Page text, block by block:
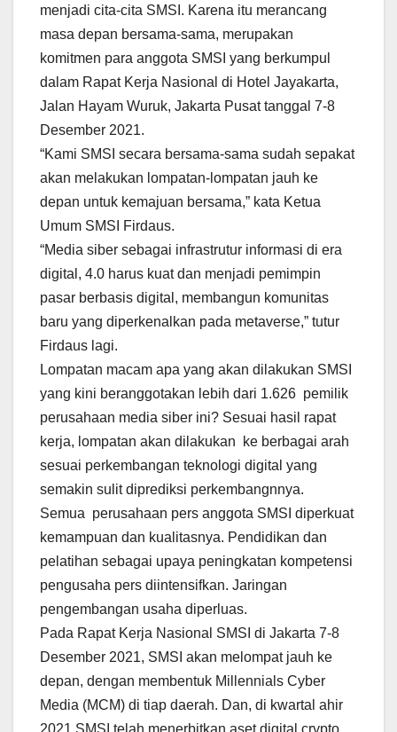
menjadi cita-cita SMSI. Karena itu merancang
masa depan bersama-sama, merupakan
komitmen para anggota SMSI yang berkumpul
dalam Rapat Kerja Nasional di Hotel Jayakarta,
Jalan Hayam Wuruk, Jakarta Pusat tanggal 7-8
Desember 2021.
“Kami SMSI secara bersama-sama sudah sepakat
akan melakukan lompatan-lompatan jauh ke
depan untuk kemajuan bersama,” kata Ketua
Umum SMSI Firdaus.
“Media siber sebagai infrastrutur informasi di era
digital, 4.0 harus kuat dan menjadi pemimpin
pasar berbasis digital, membangun komunitas
baru yang diperkenalkan pada metaverse,” tutur
Firdaus lagi.
Lompatan macam apa yang akan dilakukan SMSI
yang kini beranggotakan lebih dari 1.626 pemilik
perusahaan media siber ini? Sesuai hasil rapat
kerja, lompatan akan dilakukan ke berbagai arah
sesuai perkembangan teknologi digital yang
semakin sulit diprediksi perkembangnnya.
Semua perusahaan pers anggota SMSI diperkuat
kemampuan dan kualitasnya. Pendidikan dan
pelatihan sebagai upaya peningkatan kompetensi
pengusaha pers diintensifkan. Jaringan
pengembangan usaha diperluas.
Pada Rapat Kerja Nasional SMSI di Jakarta 7-8
Desember 2021, SMSI akan melompat jauh ke
depan, dengan membentuk Millennials Cyber
Media (MCM) di tiap daerah. Dan, di kwartal ahir
2021 SMSI telah menerbitkan aset digital crypto